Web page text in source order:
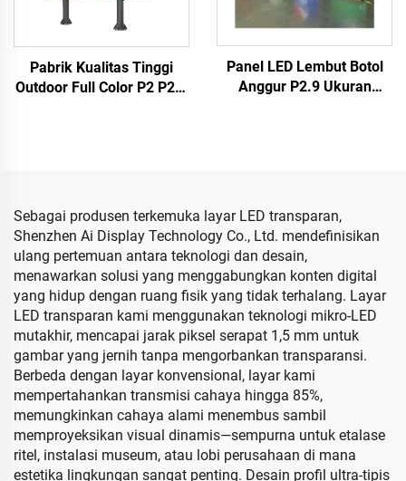
Pabrik Kualitas Tinggi
Outdoor Full Color P2 P2.5
Panel LED Lembut Botol
Anggur P2.9 Ukuran
Sebagai produsen terkemuka layar LED transparan,
Shenzhen Ai Display Technology Co., Ltd. mendefinisikan
ulang pertemuan antara teknologi dan desain,
menawarkan solusi yang menggabungkan konten digital
yang hidup dengan ruang fisik yang tidak terhalang. Layar
LED transparan kami menggunakan teknologi mikro-LED
mutakhir, mencapai jarak piksel serapat 1,5 mm untuk
gambar yang jernih tanpa mengorbankan transparansi.
Berbeda dengan layar konvensional, layar kami
mempertahankan transmisi cahaya hingga 85%,
memungkinkan cahaya alami menembus sambil
memproyeksikan visual dinamis—sempurna untuk etalase
ritel, instalasi museum, atau lobi perusahaan di mana
estetika lingkungan sangat penting. Desain profil ultra-tipis